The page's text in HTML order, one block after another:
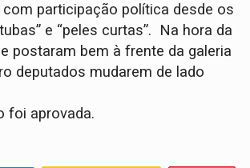
participação política desde os
e “peles curtas”. Na hora da
postaram bem à frente da galeria
deputados mudarem de lado
foi aprovada.